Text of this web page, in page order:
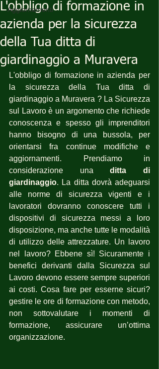
Aggiornamenti
L'obbligo di formazione in
azienda per la sicurezza
della Tua ditta di
giardinaggio a Muravera
L'obbligo di formazione in azienda per
la sicurezza della Tua ditta di
giardinaggio a Muravera ? La Sicurezza
sul Lavoro è un argomento che richiede
conoscenza e spesso gli imprenditori
hanno bisogno di una bussola, per
orientarsi fra continue modifiche e
aggiornamenti. Prendiamo in
considerazione una ditta di
giardinaggio. La ditta dovrà adeguarsi
alle norme di sicurezza vigenti e i
lavoratori dovranno conoscere tutti i
dispositivi di sicurezza messi a loro
disposizione, ma anche tutte le modalità
di utilizzo delle attrezzature. Un lavoro
nel lavoro? Ebbene sì! Sicuramente i
benefici derivanti dalla Sicurezza sul
Lavoro devono essere sempre superiori
ai costi. Cosa fare per esserne sicuri?
gestire le ore di formazione con metodo,
non sottovalutare i momenti di
formazione, assicurare un’ottima
organizzazione.